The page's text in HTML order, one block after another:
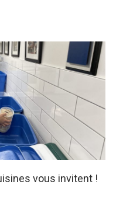
vous invitent !